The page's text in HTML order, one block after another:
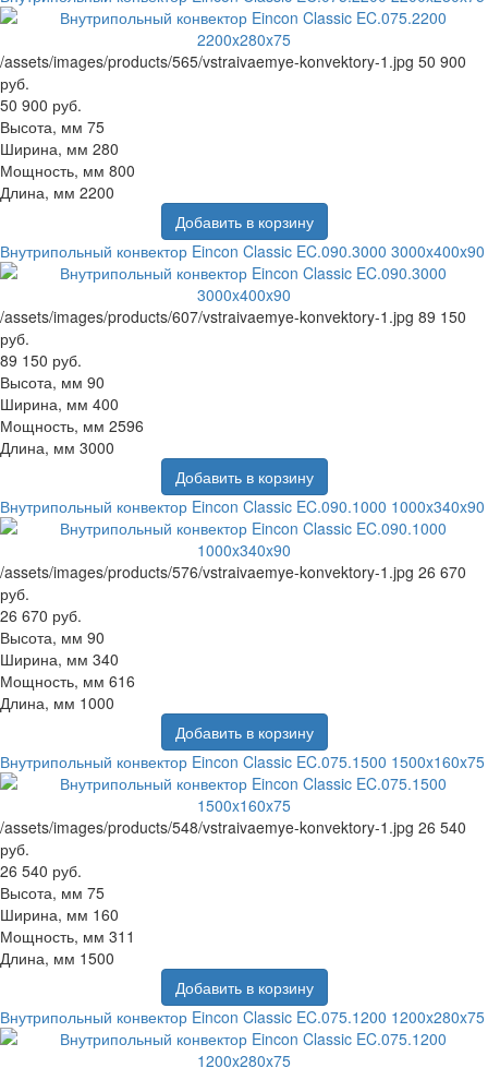
/assets/images/products/565/vstraivaemye-konvektory-1.jpg 50 900
руб.
50 900 руб.
Высота, мм 75
Ширина, мм 280
Мощность, мм 800
Длина, мм 2200
Добавить в корзину
Внутрипольный конвектор Eincon Classic EC.090.3000 3000x400x90
/assets/images/products/607/vstraivaemye-konvektory-1.jpg 89 150
руб.
89 150 руб.
Высота, мм 90
Ширина, мм 400
Мощность, мм 2596
Длина, мм 3000
Добавить в корзину
Внутрипольный конвектор Eincon Classic EC.090.1000 1000x340x90
/assets/images/products/576/vstraivaemye-konvektory-1.jpg 26 670
руб.
26 670 руб.
Высота, мм 90
Ширина, мм 340
Мощность, мм 616
Длина, мм 1000
Добавить в корзину
Внутрипольный конвектор Eincon Classic EC.075.1500 1500x160x75
/assets/images/products/548/vstraivaemye-konvektory-1.jpg 26 540
руб.
26 540 руб.
Высота, мм 75
Ширина, мм 160
Мощность, мм 311
Длина, мм 1500
Добавить в корзину
Внутрипольный конвектор Eincon Classic EC.075.1200 1200x280x75